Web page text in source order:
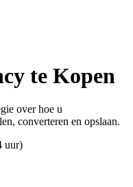
te Kopen
over hoe u
converteren en opslaan.
uur)